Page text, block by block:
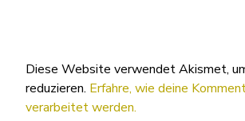
Diese Website verwendet Akismet,
reduzieren. Erfahre, wie deine
verarbeitet werden.